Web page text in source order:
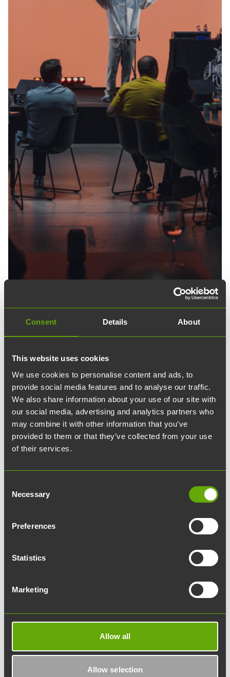
Consent Details About
This website uses cookies
We use cookies to personalise content and ads, to
provide social media features and to analyse our traffic.
We also share information about your use of our site with
our social media, advertising and analytics partners who
may combine it with other information that you’ve
provided to them or that they’ve collected from your use
of their services.
Selection
Necessary
Preferences
Statistics
Marketing
Allow all
Allow selection
desktop_windowsWerstas 16.12.2025
Werstas fyllde 10 år
10-årsjubileet för Werstas,
november på
Vierailukeskus Joki.
Under festen fick vi höra ett tal avOlli
, fastighetsdirektör på Turun
Teknologiakiinteistöt, där vi mindes Werstas resa
från tio år sedan till idag. Dessutom delade våra